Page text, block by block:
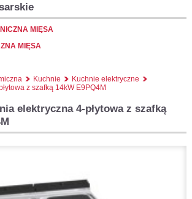
MIĘSA
MIĘSA
Kuchnie
Kuchnie elektryczne
z szafką 14kW E9PQ4M
elektryczna 4-płytowa z szafką